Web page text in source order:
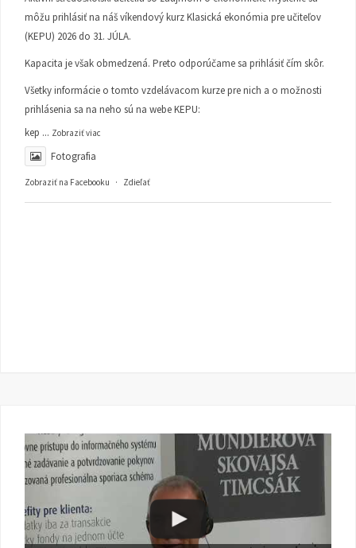
môžu prihlásiť na náš víkendový kurz Klasická ekonómia pre učiteľov
(KEPU) 2026 do 31. JÚLA.
Kapacita je však obmedzená. Preto odporúčame sa prihlásiť čím skôr.
Všetky informácie o tomto vzdelávacom kurze pre nich a o možnosti
prihlásenia sa na neho sú na webe KEPU:
kep ... Zobraziť viac
Fotografia
Zobraziť na Facebooku · Zdieľať